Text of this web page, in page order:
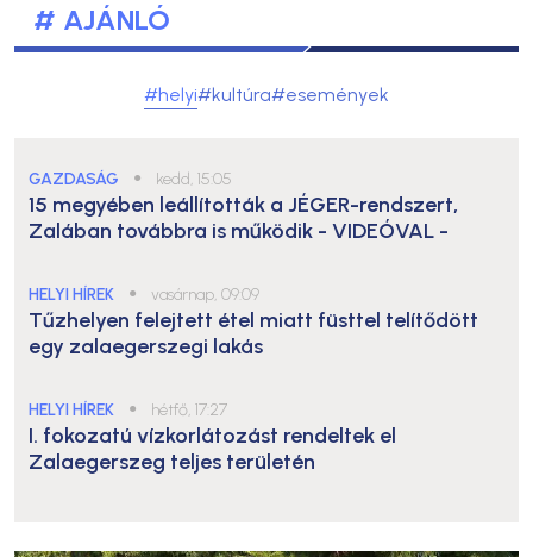
# AJÁNLÓ
#helyi#kultúra#események
GAZDASÁG ● kedd, 15:05
15 megyében leállították a JÉGER-rendszert,
Zalában továbbra is működik - VIDEÓVAL -
HELYI HÍREK ● vasárnap, 09:09
Tűzhelyen felejtett étel miatt füsttel telítődött
egy zalaegerszegi lakás
HELYI HÍREK ● hétfő, 17:27
I. fokozatú vízkorlátozást rendeltek el
Zalaegerszeg teljes területén